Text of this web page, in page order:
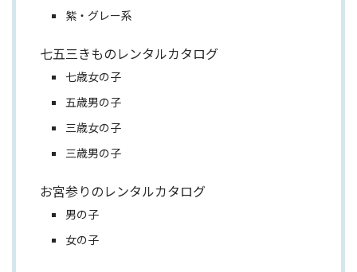
紫・グレー系
七五三きものレンタルカタログ
七歳女の子
五歳男の子
三歳女の子
三歳男の子
お宮参りのレンタルカタログ
男の子
女の子